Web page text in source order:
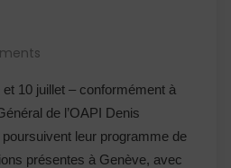
10 juillet – conformément à
de l’OAPI Denis
leur programme de
présentes à Genève, avec